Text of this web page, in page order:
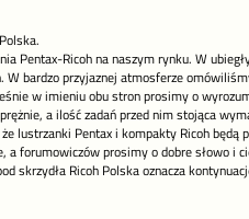
Pentax-Ricoh na naszym rynku. W
bardzo przyjaznej atmosferze
w imieniu obu stron prosimy o
a ilość zadań przed nim stojąca
lustrzanki Pentax i kompakty Ricoh będą
a forumowiczów prosimy o dobre słowo i
skrzydła Ricoh Polska oznacza